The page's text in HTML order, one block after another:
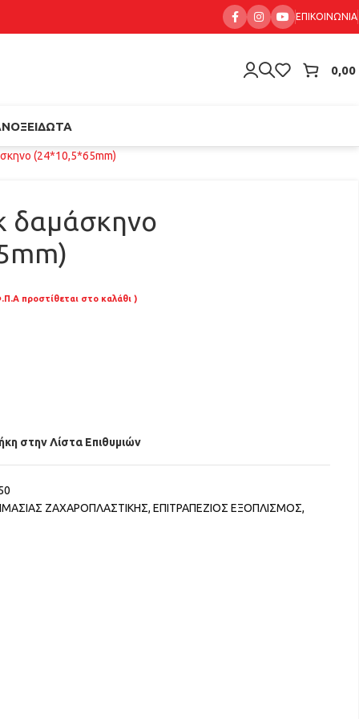
ΕΠΙΚΟΙΝΩΝΊΑ
0,00
(24*10,5*65mm)
δαμάσκηνο
προστίθεται στο καλάθι )
στην Λίστα Επιθυμιών
ΖΑΧΑΡΟΠΛΑΣΤΙΚΗΣ, ΕΠΙΤΡΑΠΕΖΙΟΣ ΕΞΟΠΛΙΣΜΟΣ,